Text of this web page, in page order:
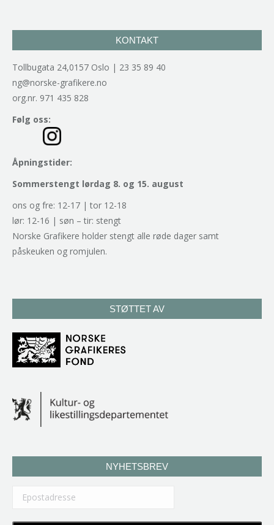
KONTAKT
Tollbugata 24,0157 Oslo | 23 35 89 40
ng@norske-grafikere.no
org.nr. 971 435 828
Følg oss:
Åpningstider:
Sommerstengt lørdag 8. og 15. august
ons og fre: 12-17 | tor 12-18
lør: 12-16 | søn – tir: stengt
Norske Grafikere holder stengt alle røde dager samt
påskeuken og romjulen.
STØTTET AV
NYHETSBREV